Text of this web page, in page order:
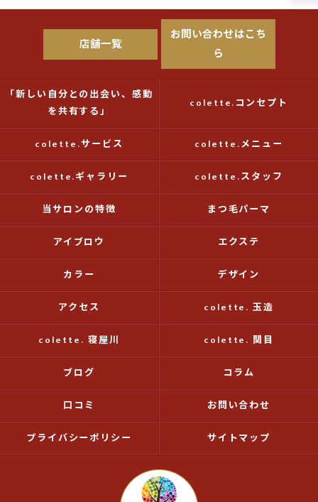
店舗一覧
お問い合わせはこち
ら
「新しい自分との出会い、感動
を共有する」
colette.コンセプト
colette.サービス colette.メニュー
colette.ギャラリー colette.スタッフ
当サロンの特徴 まつ毛パーマ
アイブロウ エクステ
カラー デザイン
アクセス colette. 玉造
colette. 寝屋川 colette. 関目
ブログ コラム
口コミ お問い合わせ
プライバシーポリシー サイトマップ